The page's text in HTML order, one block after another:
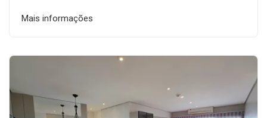
Mais informações